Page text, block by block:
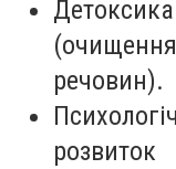
речовин).